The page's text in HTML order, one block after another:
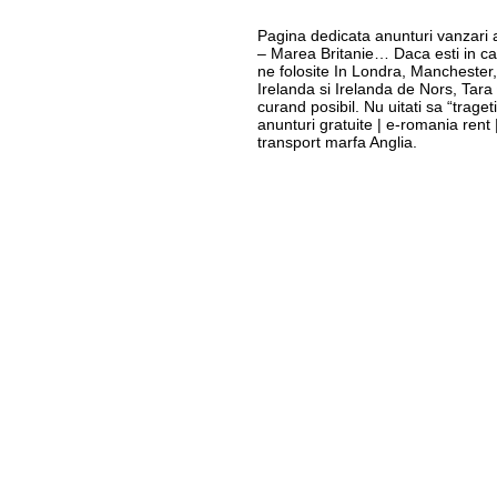
Pagina dedicata anunturi vanzari
– Marea Britanie… Daca esti in
ne folosite In Londra,
Irelanda si Irelanda de Nors,
curand posibil. Nu uitati sa
anunturi gratuite | e-romania
transport marfa Anglia.